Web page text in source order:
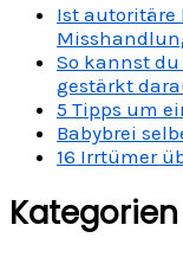
Ist autoritäre
So kannst
gestärkt
5 Tipps um
Babybrei
16 Irrtümer
Kategorien